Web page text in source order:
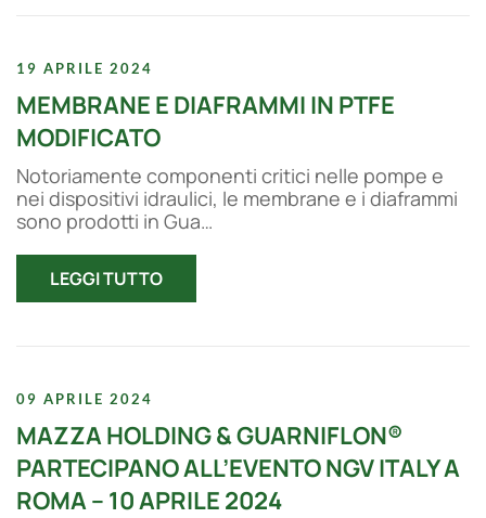
19 APRILE 2024
MEMBRANE E DIAFRAMMI IN PTFE
MODIFICATO
Notoriamente componenti critici nelle pompe e
nei dispositivi idraulici, le membrane e i diaframmi
sono prodotti in Gua…
LEGGI TUTTO
09 APRILE 2024
MAZZA HOLDING & GUARNIFLON®
PARTECIPANO ALL’EVENTO NGV ITALY A
ROMA – 10 APRILE 2024